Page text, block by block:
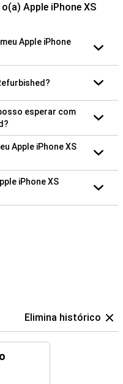
Apple iPhone XS
Apple iPhone
esperar com
Apple iPhone XS
iPhone XS
Elimina histórico